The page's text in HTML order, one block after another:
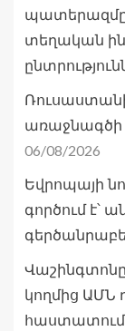
պատերազմը
տեղական
առաջնագծի
06/08/2026
Եվրոպայի
գործում է՝
կողմից ԱՄՆ